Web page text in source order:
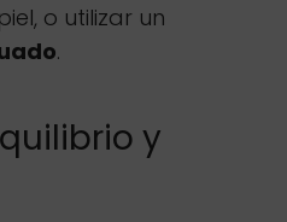
o utilizar un
.
y